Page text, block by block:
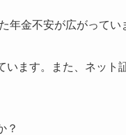
年金不安が広がってい
います。また、ネット
？